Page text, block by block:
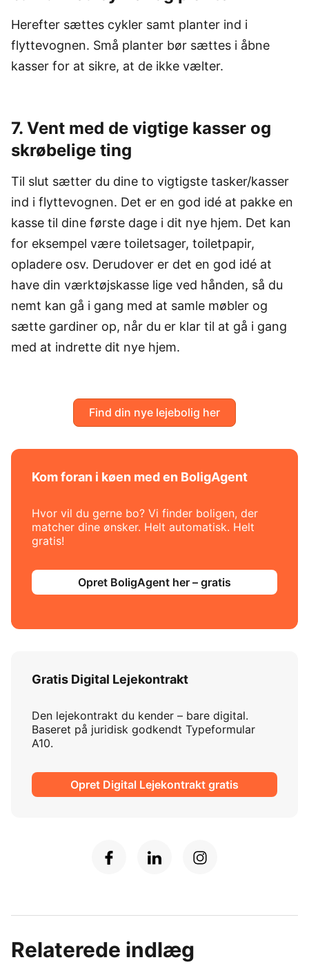
Herefter sættes cykler samt planter ind i
flyttevognen. Små planter bør sættes i åbne
kasser for at sikre, at de ikke vælter.
7. Vent med de vigtige kasser og
skrøbelige ting
Til slut sætter du dine to vigtigste tasker/kasser
ind i flyttevognen. Det er en god idé at pakke en
kasse til dine første dage i dit nye hjem. Det kan
for eksempel være toiletsager, toiletpapir,
opladere osv. Derudover er det en god idé at
have din værktøjskasse lige ved hånden, så du
nemt kan gå i gang med at samle møbler og
sætte gardiner op, når du er klar til at gå i gang
med at indrette dit nye hjem.
Find din nye lejebolig her
Kom foran i køen med en BoligAgent
Hvor vil du gerne bo? Vi finder boligen, der
matcher dine ønsker. Helt automatisk. Helt
gratis!
Opret BoligAgent her – gratis
Gratis Digital Lejekontrakt
Den lejekontrakt du kender – bare digital.
Baseret på juridisk godkendt Typeformular
A10.
Opret Digital Lejekontrakt gratis
Relaterede indlæg